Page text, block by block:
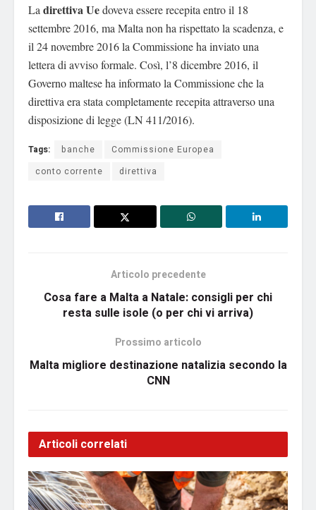
La direttiva Uedoveva essere recepita entro il 18
settembre 2016, ma Malta non ha rispettato la scadenza, e
il 24 novembre 2016 la Commissione ha inviato una
lettera di avviso formale. Così, l’8 dicembre 2016, il
Governo maltese ha informato la Commissione che la
direttiva era stata completamente recepita attraverso una
disposizione di legge (LN 411/2016).
Tags: banche
Commissione Europea
conto corrente
direttiva
Articolo precedente
Cosa fare a Malta a Natale: consigli per chi
resta sulle isole (o per chi vi arriva)
Prossimo articolo
Malta migliore destinazione natalizia secondo la
CNN
Articoli correlati